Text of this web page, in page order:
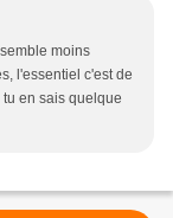
moins
l'essentiel c'est de
en sais quelque